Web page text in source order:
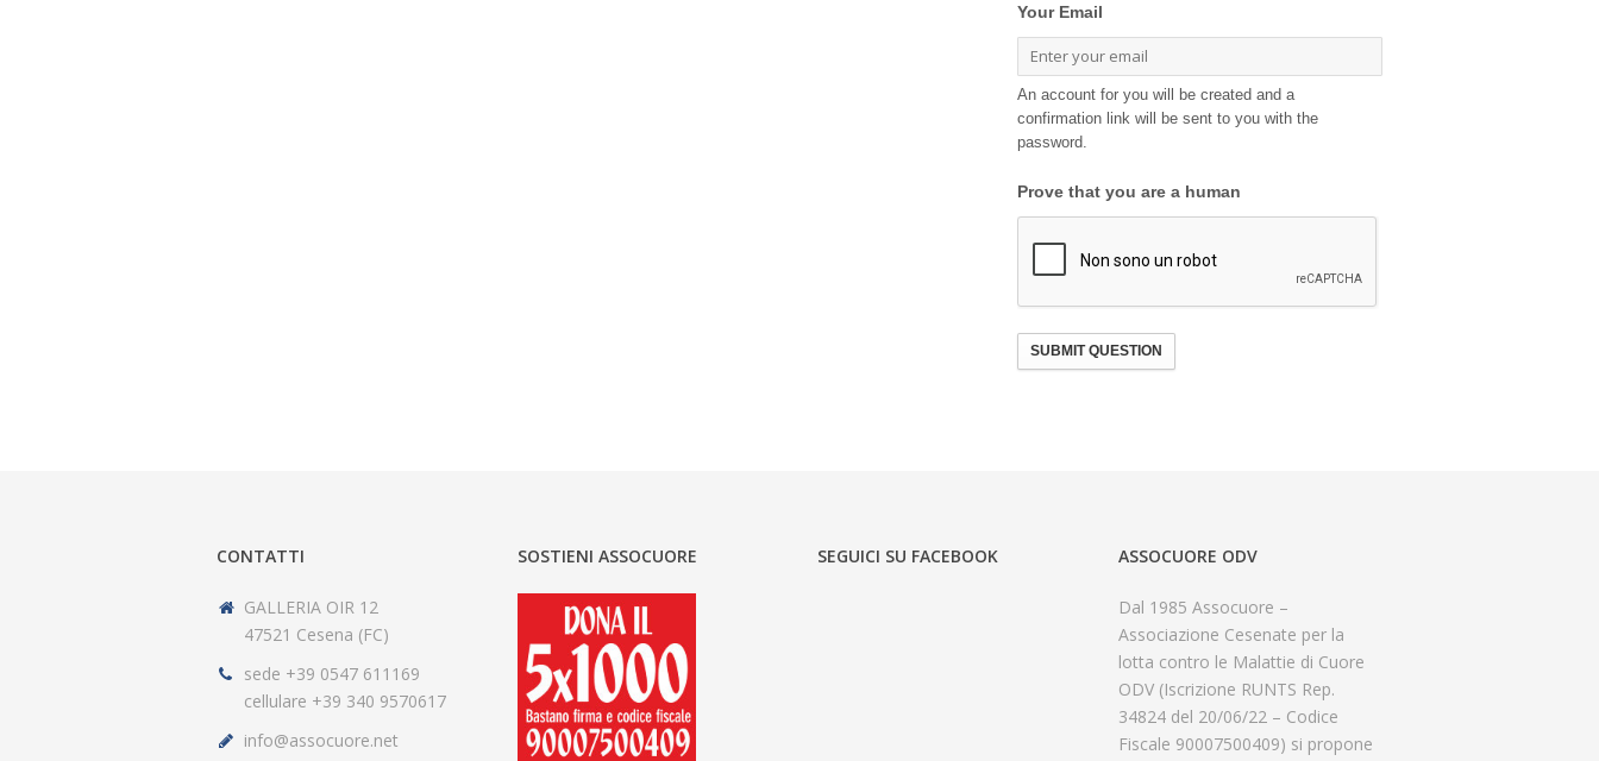
Your Email
An account for you will be created and a
confirmation link will be sent to you with the
password.
Prove that you are a human
SUBMIT QUESTION
CONTATTI
GALLERIA OIR 12
47521 Cesena (FC)
sede +39 0547 611169
cellulare +39 340 9570617
info@assocuore.net
SOSTIENI ASSOCUORE SEGUICI SU FACEBOOK ASSOCUORE ODV
Dal 1985 Assocuore –
Associazione Cesenate per la
lotta contro le Malattie di Cuore
ODV (Iscrizione RUNTS Rep.
34824 del 20/06/22 – Codice
Fiscale 90007500409) si propone